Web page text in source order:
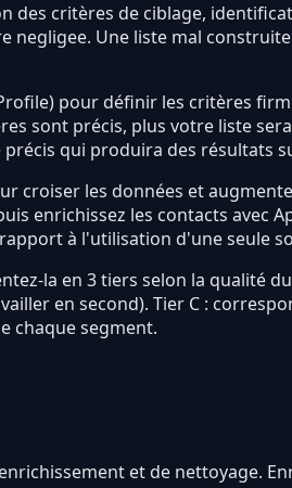
critères de ciblage,
Une liste mal
pour définir les critères
sont précis, plus votre liste
précis qui produira des résultats
croiser les données et
enrichissez les contacts avec
à l'utilisation d'une seule
la en 3 tiers selon la qualité
en second). Tier C :
chaque segment.
et de nettoyage.